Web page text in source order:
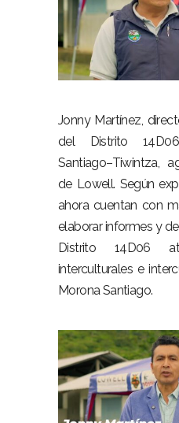
Jonny Martínez,
del Distrito
Santiago–Tiwintza,
de Lowell. Según
ahora cuentan con
elaborar informes y
Distrito 14D06
interculturales e
Morona Santiago.